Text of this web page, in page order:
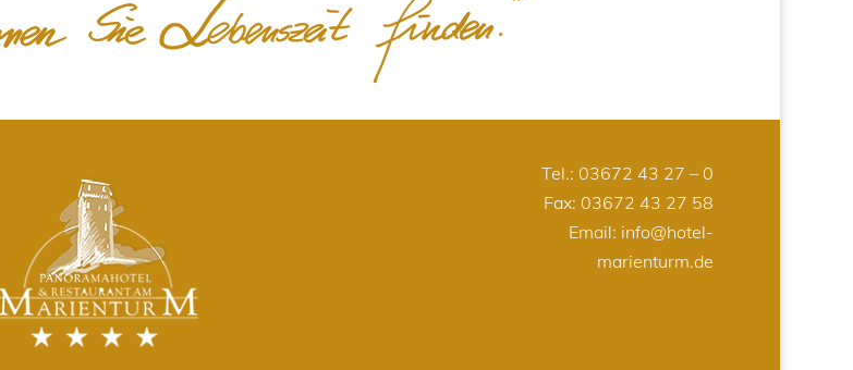
Tel.: 03672 43 27 – 0
Fax: 03672 43 27 58
Email: info@hotel-
marienturm.de